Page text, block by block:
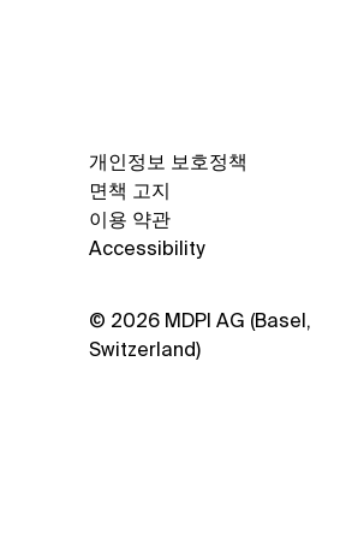
개인정보 보호정책
면책 고지
이용 약관
Accessibility
© 2026 MDPI AG (Basel,
Switzerland)